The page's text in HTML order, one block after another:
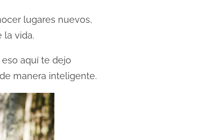
lugares nuevos,
la vida.
aquí te dejo
manera inteligente.